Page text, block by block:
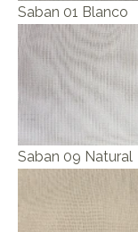
Saban 01 Blanco
Saban 09 Natural